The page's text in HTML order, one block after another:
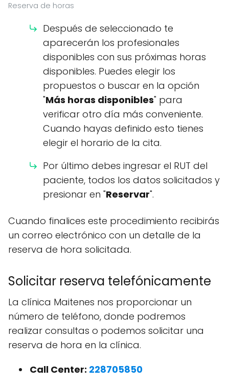
Reserva de horas
Después de seleccionado te
aparecerán los profesionales
disponibles con sus próximas horas
disponibles. Puedes elegir los
propuestos o buscar en la opción
"Más horas disponibles" para
verificar otro día más conveniente.
Cuando hayas definido esto tienes
elegir el horario de la cita.
Por último debes ingresar el RUT del
paciente, todos los datos solicitados y
presionar en "Reservar".
Cuando finalices este procedimiento recibirás
un correo electrónico con un detalle de la
reserva de hora solicitada.
Solicitar reserva telefónicamente
La clínica Maitenes nos proporcionar un
número de teléfono, donde podremos
realizar consultas o podemos solicitar una
reserva de hora en la clínica.
Call Center: 228705850